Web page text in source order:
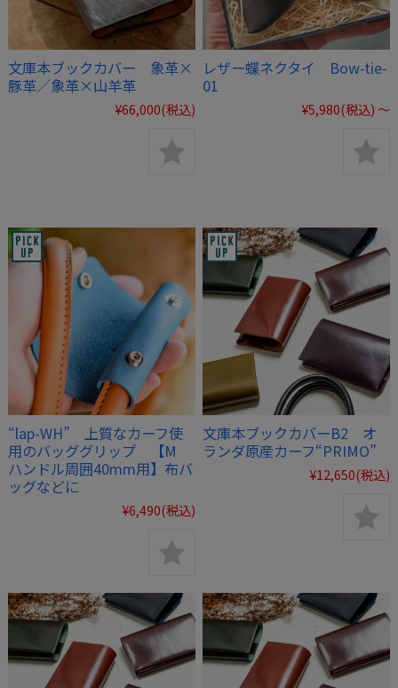
文庫本ブックカバー 象革×
豚革／象革×山羊革
¥66,000(税込)
レザー蝶ネクタイ Bow-tie-
01
¥5,980(税込) ～
“lap-WH” 上質なカーフ使
用のバッググリップ 【M
ハンドル周囲40mm用】布バ
ッグなどに
¥6,490(税込)
文庫本ブックカバーB2 オ
ランダ原産カーフ“PRIMO”
¥12,650(税込)